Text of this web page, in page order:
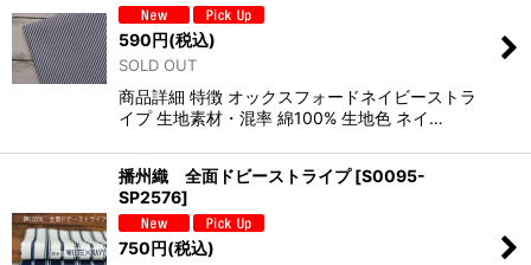
590円(税込)
SOLD OUT
商品詳細 特徴 オックスフォードネイビーストラ
イプ 生地素材・混率 綿100% 生地色 ネイ…
播州織 全面ドビーストライプ [S0095-
SP2576]
750円(税込)